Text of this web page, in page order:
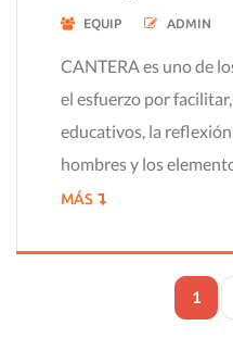
EQUIP ADMIN
CANTERA es uno de
el esfuerzo por
educativos, la
hombres y los
MÁS
1